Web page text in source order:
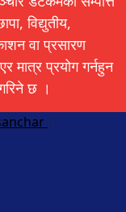
विद्युतीय,
वा प्रसारण
मात्र प्रयोग गर्नहुन
छ ।
|